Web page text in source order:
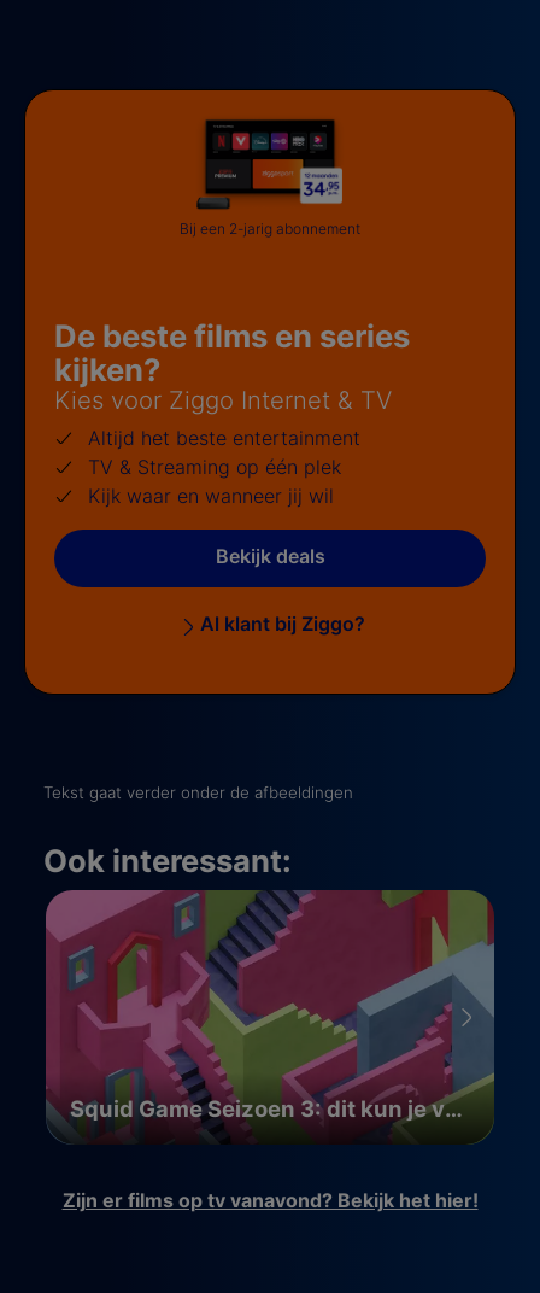
De beste films en series
kijken?
Kies voor Ziggo Internet & TV
Altijd het beste entertainment
TV & Streaming op één plek
Kijk waar en wanneer jij wil
Bekijk deals
Al klant bij Ziggo?
Bij een 2-jarig abonnement
Tekst gaat verder onder de afbeeldingen
Ook interessant:
Squid Game Seizoen 3: dit kun je verwachten
Zijn er films op tv vanavond? Bekijk het hier!